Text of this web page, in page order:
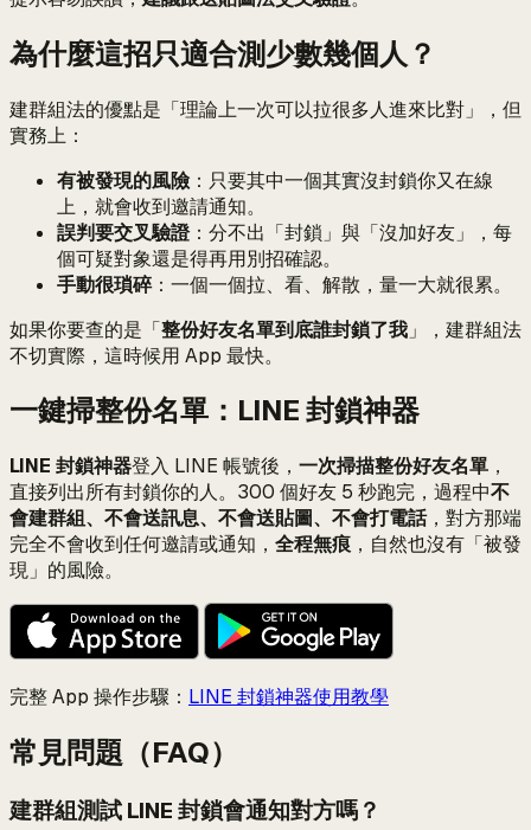
為什麼這招只適合測少數幾個人？
建群組法的優點是「理論上一次可以拉很多人進來比對」，但
實務上：
有被發現的風險 ：只要其中一個其實沒封鎖你又在線
上，就會收到邀請通知。
誤判要交叉驗證：分不出「封鎖」與「沒加好友」，每
個可疑對象還是得再用別招確認。
手動很瑣碎：一個一個拉、看、解散，量一大就很累。
如果你要查的是「整份好友名單到底誰封鎖了我 」，建群組法
不切實際，這時候用 App 最快。
一鍵掃整份名單：LINE 封鎖神器
LINE 封鎖神器登入 LINE 帳號後， 一次掃描整份好友名單 ，
直接列出所有封鎖你的人。300 個好友 5 秒跑完，過程中不
會建群組、不會送訊息、不會送貼圖、不會打電話，對方那端
完全不會收到任何邀請或通知， 全程無痕，自然也沒有「被發
現」的風險。
完整 App 操作步驟： LINE 封鎖神器使用教學
常見問題（FAQ）
建群組測試 LINE 封鎖會通知對方嗎？